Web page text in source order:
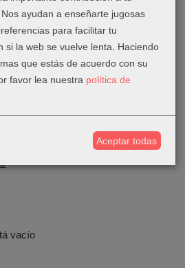
vacío
ayudan a enseñarte jugosas
para facilitar tu
si la web se vuelve lenta. Haciendo
que estás de acuerdo con su
favor lea nuestra política de
Aceptar todas